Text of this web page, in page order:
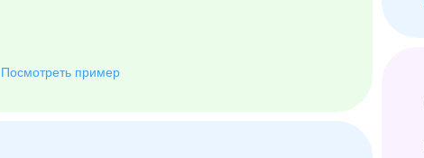
Посмотреть пример